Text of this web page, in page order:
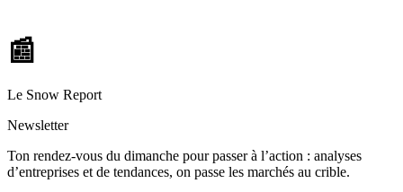
📰
Le Snow Report
Newsletter
Ton rendez-vous du dimanche pour passer à l’action : analyses
d’entreprises et de tendances, on passe les marchés au crible.